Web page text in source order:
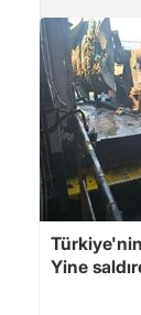
Türkiye'nin
Yine